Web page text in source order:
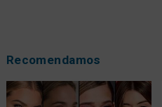
Recomendamos